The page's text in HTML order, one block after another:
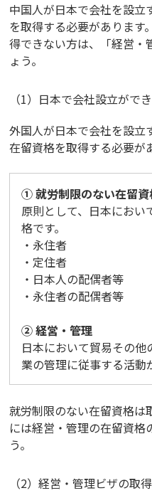
中国人が日本で会社を設
を取得する必要があります
得できない方は、「経営・
ょう。
（1）日本で会社設立がで
外国人が日本で会社を設立
在留資格を取得する必要が
① 就労制限のない在留資
原則として、日本におい
格です。
・永住者
・定住者
・日本人の配偶者等
・永住者の配偶者等
② 経営・管理
日本において貿易その
業の管理に従事する活動
就労制限のない在留資格は
には経営・管理の在留資格
う。
（2）経営・管理ビザの取